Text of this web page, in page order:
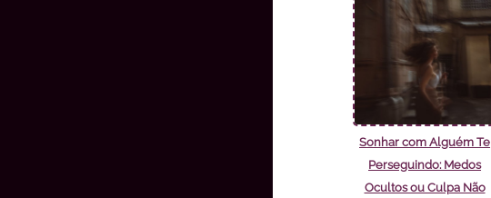
Sonhar com Alguém Te
Perseguindo: Medos
Ocultos ou Culpa Não